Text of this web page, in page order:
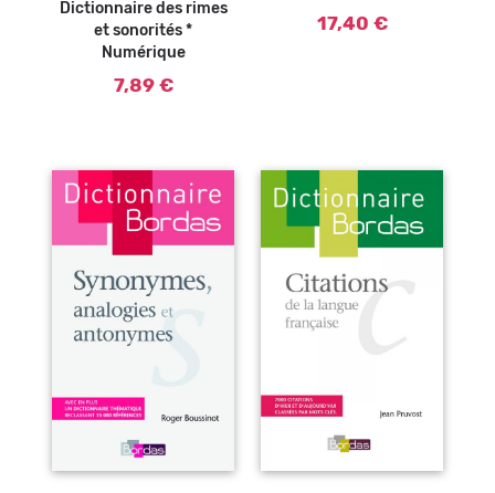
Dictionnaire des rimes
et sonorités *
Numérique
7,89 €
17,40 €
Ajouter au
Ajouter au